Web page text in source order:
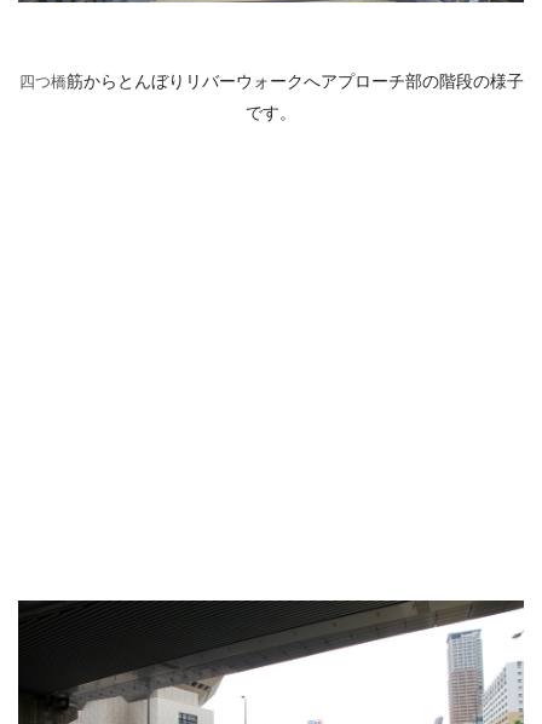
四つ橋筋からとんぼりリバーウォークへアプローチ部の階段の様子
です。